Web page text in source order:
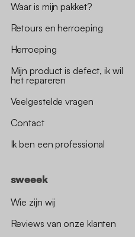
Waar is mijn pakket?
Retours en herroeping
Herroeping
Mijn product is defect, ik wil
het repareren
Veelgestelde vragen
Contact
Ik ben een professional
sweeek
Wie zijn wij
Reviews van onze klanten